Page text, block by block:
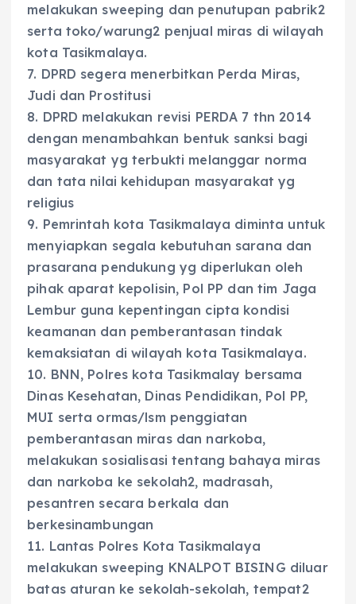
melakukan sweeping dan penutupan pabrik2
serta toko/warung2 penjual miras di wilayah
kota Tasikmalaya.
7. DPRD segera menerbitkan Perda Miras,
Judi dan Prostitusi
8. DPRD melakukan revisi PERDA 7 thn 2014
dengan menambahkan bentuk sanksi bagi
masyarakat yg terbukti melanggar norma
dan tata nilai kehidupan masyarakat yg
religius
9. Pemrintah kota Tasikmalaya diminta untuk
menyiapkan segala kebutuhan sarana dan
prasarana pendukung yg diperlukan oleh
pihak aparat kepolisin, Pol PP dan tim Jaga
Lembur guna kepentingan cipta kondisi
keamanan dan pemberantasan tindak
kemaksiatan di wilayah kota Tasikmalaya.
10. BNN, Polres kota Tasikmalay bersama
Dinas Kesehatan, Dinas Pendidikan, Pol PP,
MUI serta ormas/lsm penggiatan
pemberantasan miras dan narkoba,
melakukan sosialisasi tentang bahaya miras
dan narkoba ke sekolah2, madrasah,
pesantren secara berkala dan
berkesinambungan
11. Lantas Polres Kota Tasikmalaya
melakukan sweeping KNALPOT BISING diluar
batas aturan ke sekolah-sekolah, tempat2